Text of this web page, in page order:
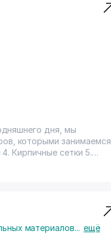
панели присутствуют
которыми занимаемся
материалов... ещё